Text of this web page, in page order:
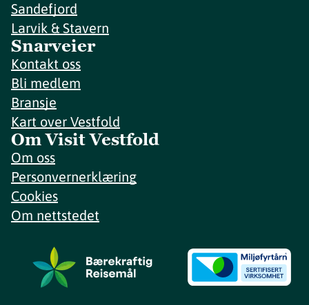
Sandefjord
Larvik & Stavern
Snarveier
Kontakt oss
Bli medlem
Bransje
Kart over Vestfold
Om Visit Vestfold
Om oss
Personvernerklæring
Cookies
Om nettstedet